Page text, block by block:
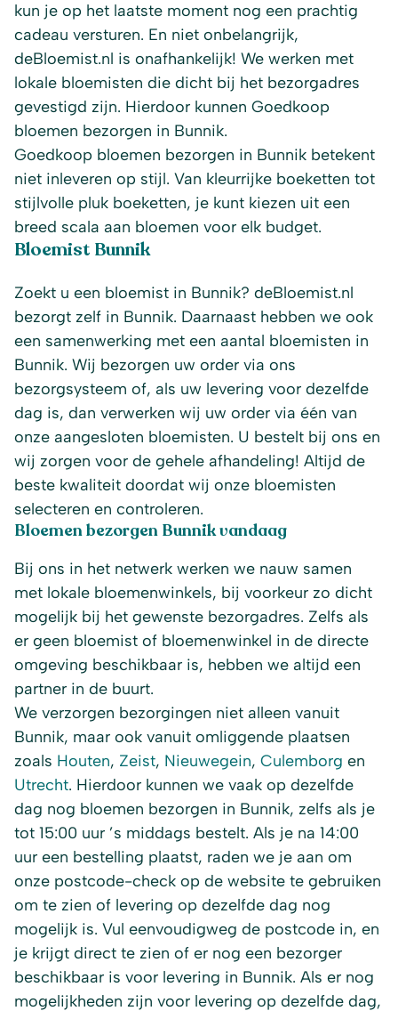
kun je op het laatste moment nog een prachtig
cadeau versturen. En niet onbelangrijk,
deBloemist.nl is onafhankelijk! We werken met
lokale bloemisten die dicht bij het bezorgadres
gevestigd zijn. Hierdoor kunnen Goedkoop
bloemen bezorgen in Bunnik.
Goedkoop bloemen bezorgen in Bunnik betekent
niet inleveren op stijl. Van kleurrijke boeketten tot
stijlvolle pluk boeketten, je kunt kiezen uit een
breed scala aan bloemen voor elk budget.
Bloemist Bunnik
Zoekt u een bloemist in Bunnik? deBloemist.nl
bezorgt zelf in Bunnik. Daarnaast hebben we ook
een samenwerking met een aantal bloemisten in
Bunnik. Wij bezorgen uw order via ons
bezorgsysteem of, als uw levering voor dezelfde
dag is, dan verwerken wij uw order via één van
onze aangesloten bloemisten. U bestelt bij ons en
wij zorgen voor de gehele afhandeling! Altijd de
beste kwaliteit doordat wij onze bloemisten
selecteren en controleren.
Bloemen bezorgen Bunnik vandaag
Bij ons in het netwerk werken we nauw samen
met lokale bloemenwinkels, bij voorkeur zo dicht
mogelijk bij het gewenste bezorgadres. Zelfs als
er geen bloemist of bloemenwinkel in de directe
omgeving beschikbaar is, hebben we altijd een
partner in de buurt.
We verzorgen bezorgingen niet alleen vanuit
Bunnik, maar ook vanuit omliggende plaatsen
zoals Houten, Zeist, Nieuwegein, Culemborg en
Utrecht. Hierdoor kunnen we vaak op dezelfde
dag nog bloemen bezorgen in Bunnik, zelfs als je
tot 15:00 uur ’s middags bestelt. Als je na 14:00
uur een bestelling plaatst, raden we je aan om
onze postcode-check op de website te gebruiken
om te zien of levering op dezelfde dag nog
mogelijk is. Vul eenvoudigweg de postcode in, en
je krijgt direct te zien of er nog een bezorger
beschikbaar is voor levering in Bunnik. Als er nog
mogelijkheden zijn voor levering op dezelfde dag,